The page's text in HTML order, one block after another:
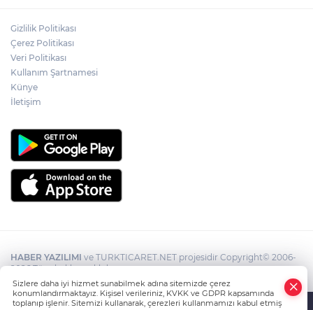
Gizlilik Politikası
Çerez Politikası
Veri Politikası
Kullanım Şartnamesi
Künye
İletişim
HABER YAZILIMI ve TURKTICARET.NET projesidir Copyright© 2006-
2026 Tüm hakları saklıdır.
Sizlere daha iyi hizmet sunabilmek adına sitemizde çerez
konumlandırmaktayız. Kişisel verileriniz, KVKK ve GDPR kapsamında
toplanıp işlenir. Sitemizi kullanarak, çerezleri kullanmamızı kabul etmiş